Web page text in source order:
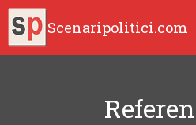
Scenaripolitici.com